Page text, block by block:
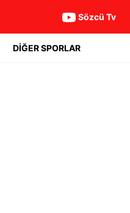
Sözcü Tv
DİĞER SPORLAR